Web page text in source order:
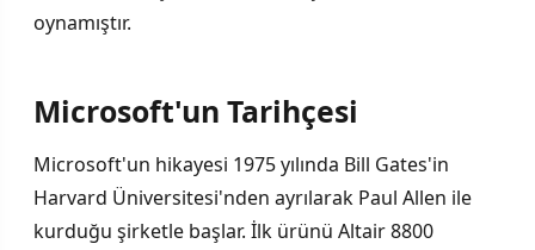
oynamıştır.
Microsoft'un Tarihçesi
Microsoft'un hikayesi 1975 yılında Bill Gates'in
Harvard Üniversitesi'nden ayrılarak Paul Allen ile
kurduğu şirketle başlar. İlk ürünü Altair 8800